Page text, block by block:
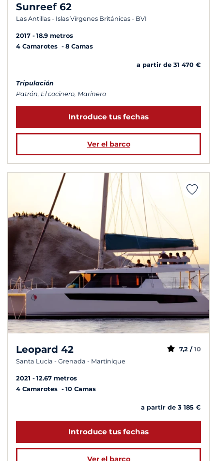
Sunreef 62
Las Antillas - Islas Vírgenes Británicas - BVI
2017
18.9 metros
4 Camarotes
8 Camas
a partir de 31 470 €
Tripulación
Patrón, El cocinero, Marinero
Introduce tus fechas
Ver el barco
Leopard 42
Santa Lucia - Grenada - Martinique
7,2 / 10
2021
12.67 metros
4 Camarotes
10 Camas
a partir de 3 185 €
Introduce tus fechas
Ver el barco